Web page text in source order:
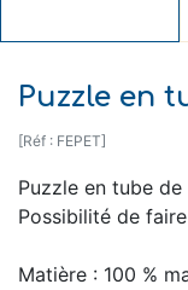
Puzzle en
[Réf : FEPET]
Puzzle en tube
Possibilité de
Matière : 100 %